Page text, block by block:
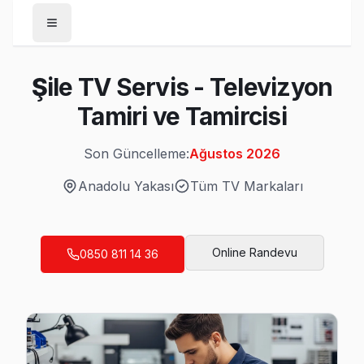
/Şile
Balibey TV Servis
Balibey bölgesi TV Servis →
Çayırçeşme TV Servis
Şile TV Servis - Televizyon
Tamiri ve Tamircisi
Son Güncelleme:Ağustos 2026
Anadolu Yakası
Tüm TV Markaları
0850 811 14 36 Online Randevu